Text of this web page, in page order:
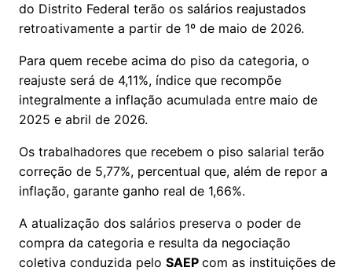
do Distrito Federal terão os salários reajustados
retroativamente a partir de 1º de maio de 2026.
Para quem recebe acima do piso da categoria, o
reajuste será de 4,11%, índice que recompõe
integralmente a inflação acumulada entre maio de
2025 e abril de 2026.
Os trabalhadores que recebem o piso salarial terão
correção de 5,77%, percentual que, além de repor a
inflação, garante ganho real de 1,66%.
A atualização dos salários preserva o poder de
compra da categoria e resulta da negociação
coletiva conduzida pelo SAEP com as instituições de